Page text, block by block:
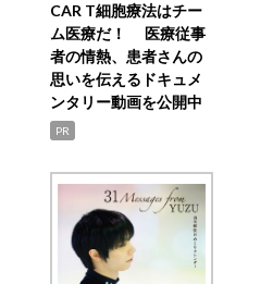
CAR T細胞療法はチー
ム医療だ！ 医療従事
者の情熱、患者さんの
思いを伝えるドキュメ
ンタリー動画を公開中
PR